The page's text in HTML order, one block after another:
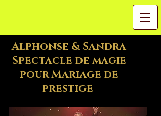
Alphonse & Sandra
Spectacle de magie
pour Mariage de
prestige